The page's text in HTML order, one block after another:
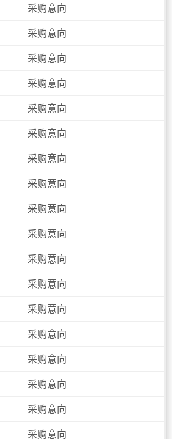
采购意向
采购意向
采购意向
采购意向
采购意向
采购意向
采购意向
采购意向
采购意向
采购意向
采购意向
采购意向
采购意向
采购意向
采购意向
采购意向
采购意向
采购意向